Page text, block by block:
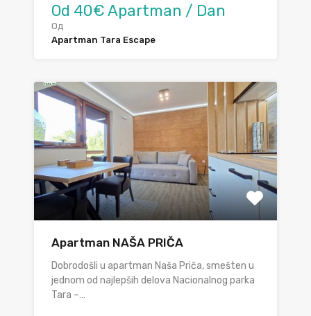
Od 40€ Apartman / Dan
Од
Apartman Tara Escape
Apartman NAŠA PRIČA
Dobrodošli u apartman Naša Priča, smešten u
jednom od najlepših delova Nacionalnog parka
Tara –…